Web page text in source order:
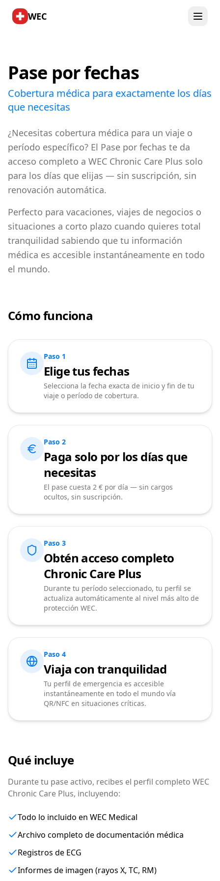
WEC
Pase por fechas
Cobertura médica para exactamente los días
que necesitas
¿Necesitas cobertura médica para un viaje o
período específico? El Pase por fechas te da
acceso completo a WEC Chronic Care Plus solo
para los días que elijas — sin suscripción, sin
renovación automática.
Perfecto para vacaciones, viajes de negocios o
situaciones a corto plazo cuando quieres total
tranquilidad sabiendo que tu información
médica es accesible instantáneamente en todo
el mundo.
Cómo funciona
Paso 1
Elige tus fechas
Selecciona la fecha exacta de inicio y fin de tu
viaje o período de cobertura.
Paso 2
Paga solo por los días que
necesitas
El pase cuesta 2 € por día — sin cargos
ocultos, sin suscripción.
Paso 3
Obtén acceso completo
Chronic Care Plus
Durante tu período seleccionado, tu perfil se
actualiza automáticamente al nivel más alto de
protección WEC.
Paso 4
Viaja con tranquilidad
Tu perfil de emergencia es accesible
instantáneamente en todo el mundo vía
QR/NFC en situaciones críticas.
Qué incluye
Durante tu pase activo, recibes el perfil completo WEC
Chronic Care Plus, incluyendo:
Todo lo incluido en WEC Medical
Archivo completo de documentación médica
Registros de ECG
Informes de imagen (rayos X, TC, RM)